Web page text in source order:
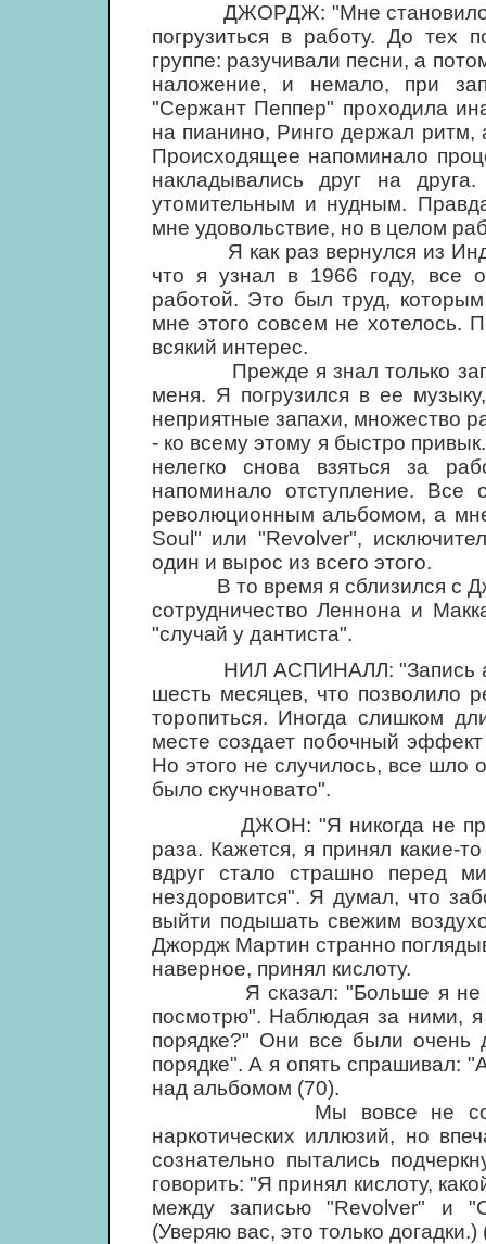
ДЖОРДЖ: "Мне становилось
погрузиться в работу. До тех
группе: разучивали песни, а
наложение, и немало, при
"Сержант Пеппер" проходила
на пианино, Ринго держал ритм,
Происходящее напоминало
накладывались друг на
утомительным и нудным.
мне удовольствие, но в целом
Я как раз вернулся из
что я узнал в 1966 году, все
работой. Это был труд,
мне этого совсем не хотелось.
всякий интерес.
Прежде я знал только
меня. Я погрузился в ее
неприятные запахи, множество
- ко всему этому я быстро
нелегко снова взяться за
напоминало отступление. Все
революционным альбомом, а
Soul" или "Revolver",
один и вырос из всего этого.
В то время я сблизился с
сотрудничество Леннона и
"случай у дантиста".
НИЛ АСПИНАЛЛ: "Запись
шесть месяцев, что позволило
торопиться. Иногда слишком
месте создает побочный
Но этого не случилось, все шло
было скучновато".
ДЖОН: "Я никогда не
раза. Кажется, я принял какие-
вдруг стало страшно перед
нездоровится". Я думал, что
выйти подышать свежим
Джордж Мартин странно
наверное, принял кислоту.
Я сказал: "Больше я не
посмотрю". Наблюдая за ними,
порядке?" Они все были
порядке". А я опять спрашивал:
над альбомом (70).
Мы вовсе не
наркотических иллюзий, но
сознательно пытались
говорить: "Я принял кислоту,
между записью "Revolver" и
(Уверяю вас, это только догадки.)